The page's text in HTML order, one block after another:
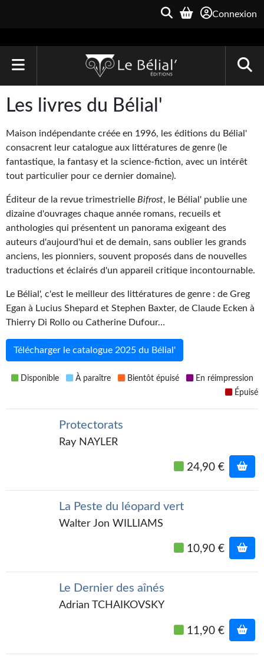
Connexion
ACCUEIL
Le Bélial'
Une Heure-Lumière
Archive du Futur
Parallaxe
Quarante-Deux
Kvasar
Pulps
Wotan
Étoiles vives
Yellow Submarine
Romans et recueils
Une Heure-Lumière
Livres audio
Sans DRM
Les livres du Bélial'
Maison indépendante créée en 1996, les éditions du Bélial'
consacrent leur catalogue aux littératures de genre (le
fantastique, la fantasy et la science-fiction, avec un intérêt
tout particulier pour ce dernier domaine).
Éditeur de la revue trimestrielle Bifrost, le Bélial' publie une
dizaine d'ouvrages chaque année romans, recueils et
anthologies qui présentent un panorama exigeant des
auteurs d'aujourd'hui et de demain, sans oublier les grands
anciens, les pionniers, souvent proposés dans de nouvelles
traductions et éclairés d'un appareil critique incontournable.
Le Bélial', c'est le meilleur des littératures de genre : de Greg
Egan à Lucius Shepard et Stephen Baxter, de Claude Ecken à
Thierry Di Rollo ou Catherine Dufour…
Télécharger le catalogue 2025 du Bélial'
Disponible À paraître Bientôt épuisé
En réimpression
Épuisé
Protectorats
Ray NAYLER
24,90 €
La Peste du léopard vert
Walter Jon WILLIAMS
10,90 €
Le Dernier des aînés
Adrian TCHAIKOVSKY
11,90 €